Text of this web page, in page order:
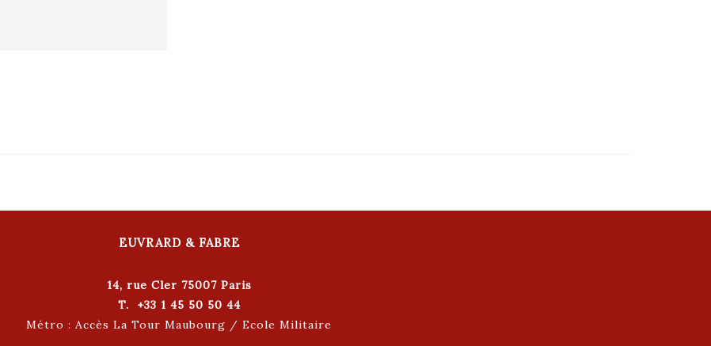
EUVRARD & FABRE
14, rue Cler 75007 Paris
T. +33 1 45 50 50 44
Métro : Accès La Tour Maubourg / Ecole Militaire